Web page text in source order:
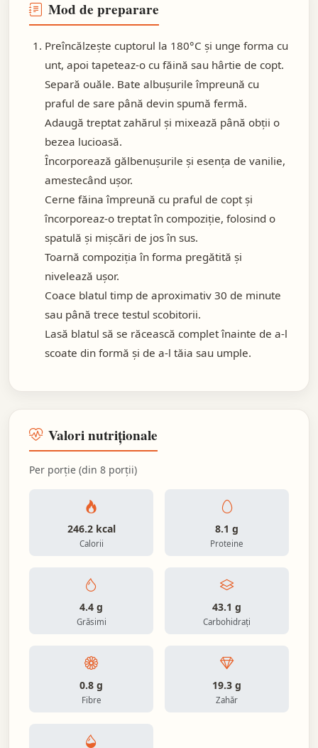
Mod de preparare
Preîncălzește cuptorul la 180°C și unge forma cu
unt, apoi tapeteaz-o cu făină sau hârtie de copt.
Separă ouăle. Bate albușurile împreună cu
praful de sare până devin spumă fermă.
Adaugă treptat zahărul și mixează până obții o
bezea lucioasă.
Încorporează gălbenușurile și esența de vanilie,
amestecând ușor.
Cerne făina împreună cu praful de copt și
încorporeaz-o treptat în compoziție, folosind o
spatulă și mișcări de jos în sus.
Toarnă compoziția în forma pregătită și
nivelează ușor.
Coace blatul timp de aproximativ 30 de minute
sau până trece testul scobitorii.
Lasă blatul să se răcească complet înainte de a-l
scoate din formă și de a-l tăia sau umple.
Valori nutriționale
Per porție (din 8 porții)
246.2 kcal
Calorii
8.1 g
Proteine
4.4 g
Grăsimi
43.1 g
Carbohidrați
0.8 g
Fibre
19.3 g
Zahăr